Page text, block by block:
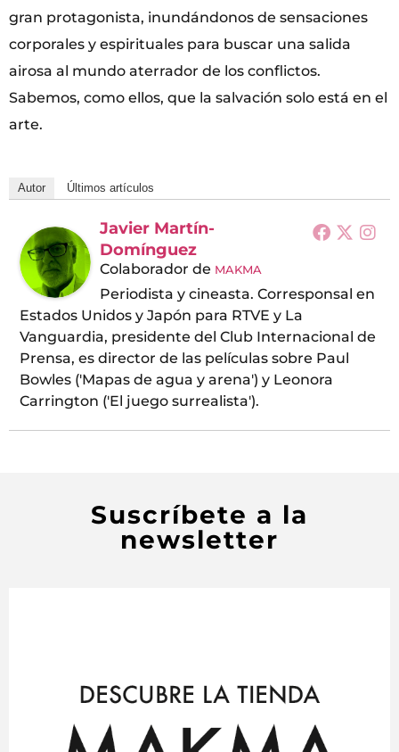
gran protagonista, inundándonos de sensaciones
corporales y espirituales para buscar una salida
airosa al mundo aterrador de los conflictos.
Sabemos, como ellos, que la salvación solo está en el
arte.
Autor Últimos artículos
Javier Martín-
Domínguez
Colaborador de MAKMA
Periodista y cineasta. Corresponsal en
Estados Unidos y Japón para RTVE y La
Vanguardia, presidente del Club Internacional de
Prensa, es director de las películas sobre Paul
Bowles ('Mapas de agua y arena') y Leonora
Carrington ('El juego surrealista').
Suscríbete a la
newsletter